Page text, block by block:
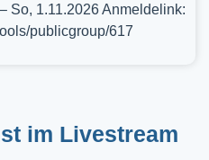
So, 1.11.2026 Anmeldelink:
publicgroup/617
im Livestream